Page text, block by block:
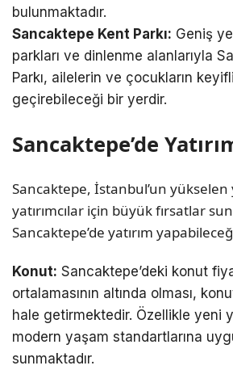
bulunmaktadır.
Sancaktepe Kent Parkı: Geniş
parkları ve dinlenme alanlarıyla
Parkı, ailelerin ve çocukların
geçirebileceği bir yerdir.
Sancaktepe’de
Sancaktepe, İstanbul’un yükselen
yatırımcılar için büyük fırsatlar
Sancaktepe’de yatırım
Konut: Sancaktepe’deki konut
ortalamasının altında olması,
hale getirmektedir. Özellikle yeni
modern yaşam standartlarına
sunmaktadır.